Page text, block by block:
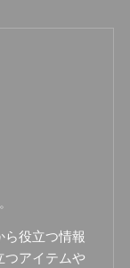
ら役立つ情報
つアイテムや